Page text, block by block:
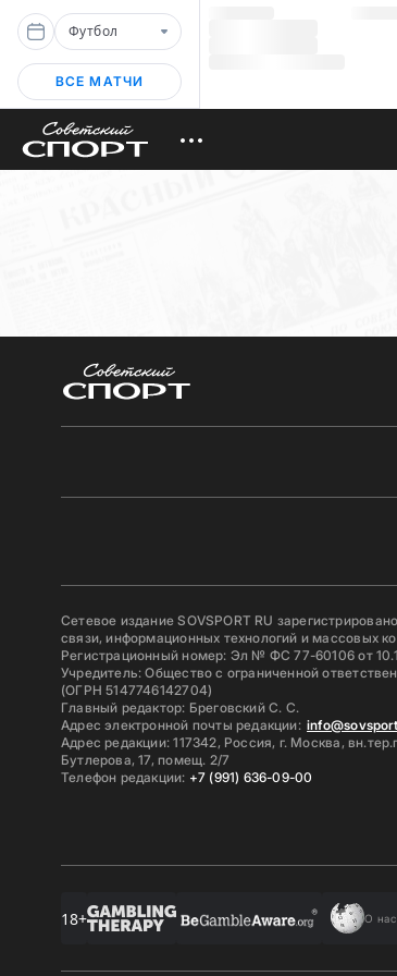
Футбол
ВСЕ МАТЧИ
Сетевое издание SOVSPORT RU
связи, информационных технологий и массовых
Регистрационный номер: Эл № ФС 77-60106 от
Учредитель: Общество с ограниченной
(ОГРН 5147746142704)
Главный редактор: Бреговский С. С.
Адрес электронной почты редакции:
Адрес редакции: 117342, Россия, г. Москва,
Бутлерова, 17, помещ. 2/7
Телефон редакции: +7 (991) 636-09-00
18+ О